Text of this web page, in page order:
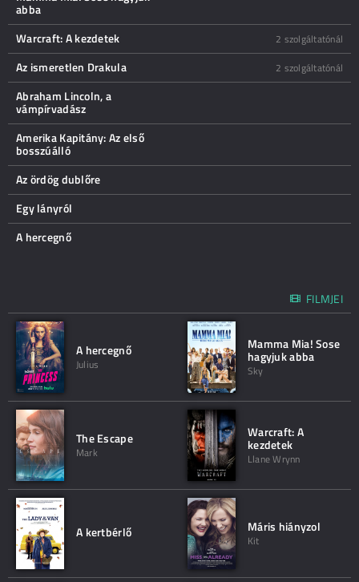
abba
Warcraft: A kezdetek
2 szolgáltatónál
Az ismeretlen Drakula 2 szolgáltatónál
Abraham Lincoln, a
vámpírvadász
Amerika Kapitány: Az első
bosszúálló
Az ördög dublőre
Egy lányról
A hercegnő
FILMJEI
A hercegnő
Julius
Mamma Mia! Sose
hagyjuk abba
Sky
The Escape
Mark
Warcraft: A
kezdetek
Llane Wrynn
A kertbérlő Máris hiányzol
Kit